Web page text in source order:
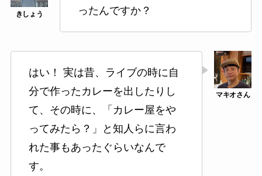
ったんですか？
はい！ 実は昔、ライブの時に自
分で作ったカレーを出したりし
て、その時に、「カレー屋をや
ってみたら？」と知人らに言わ
れた事もあったぐらいなんで
す。